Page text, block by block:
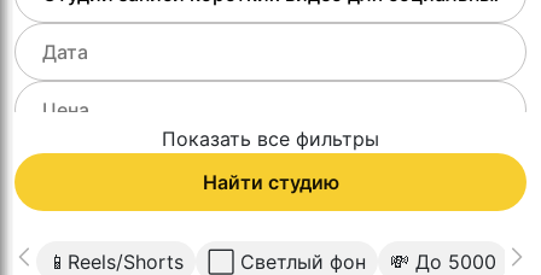
Показать все фильтры
Найти студию
📱Reels/Shorts ⬜️ Светлый фон 💸 До 5000